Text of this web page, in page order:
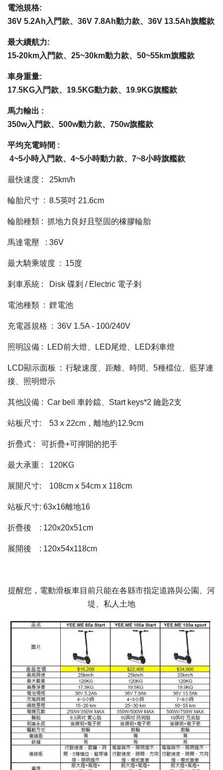
電池規格:
36V 5.2Ah入門款、36V 7.8Ah動力款、36V 13.5Ah旗艦款
最大續航力:
15-20km入門款、 25~30km動力款、 50~55km旗艦款
車身重量:
17.5KG入門款、 19.5KG動力款、 19.9KG旗艦款
馬力輸出 :
350w入門款、 500w動力款、 750w旗艦款
平均充電時間 :
4~5小時入門款、 4~5小時動力款、7~8小時旗艦款
最快速度 : 25km/h
輪胎尺寸 : 8.5英吋 21.6cm
輪胎種類 : 抓地力良好且堅固的橡膠輪胎
馬達電壓 : 36V
最大騎乘坡度 : 15度
剎車系統 : Disk 碟剎 / Electric 電子剎
電池種類 : 鋰電池
充電器規格 : 36V 1.5A - 100/240V
照明設備 : LED前大燈、LED尾燈、LED剎車燈
LCD顯示面板 : 行駛速度、距離、時間、5種檔位、藍芽連
接、照明燈示
其他設備 : Car bell 車鈴鐺、Start keys*2 鑰匙2支
站板尺寸: 53 x 22cm，離地約12.9cm
折疊式 : 可折疊+可擰開的把手
最大承重 : 120KG
展開尺寸: 108cm x 54cm x 118cm
站板尺寸: 63x16離地16
折疊後 : 120x20x51cm
展開後 : 120x54x118cm
提醒您，電動滑板車目前只能在各縣市指定道路與公園、河
堤、私人土地